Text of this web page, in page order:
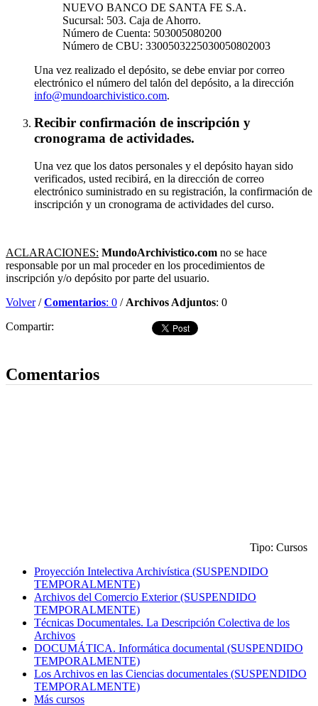
NUEVO BANCO DE SANTA FE S.A.
Sucursal: 503. Caja de Ahorro.
Número de Cuenta: 503005080200
Número de CBU: 3300503225030050802003
Una vez realizado el depósito, se debe enviar por correo
electrónico el número del talón del depósito, a la dirección
info@mundoarchivistico.com.
Recibir confirmación de inscripción y
cronograma de actividades.
Una vez que los datos personales y el depósito hayan sido
verificados, usted recibirá, en la dirección de correo
electrónico suministrado en su registración, la confirmación de
inscripción y un cronograma de actividades del curso.
ACLARACIONES: MundoArchivistico.com no se hace
responsable por un mal proceder en los procedimientos de
inscripción y/o depósito por parte del usuario.
Volver/Comentarios: 0 / Archivos Adjuntos: 0
Compartir:
Comentarios
Tipo: Cursos
Proyección Intelectiva Archivística (SUSPENDIDO
TEMPORALMENTE)
Archivos del Comercio Exterior (SUSPENDIDO
TEMPORALMENTE)
Técnicas Documentales. La Descripción Colectiva de los
Archivos
DOCUMÁTICA. Informática documental (SUSPENDIDO
TEMPORALMENTE)
Los Archivos en las Ciencias documentales (SUSPENDIDO
TEMPORALMENTE)
Más cursos